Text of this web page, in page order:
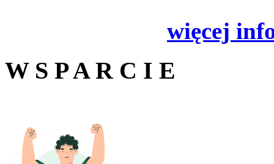
więcej
W S P A R C I E